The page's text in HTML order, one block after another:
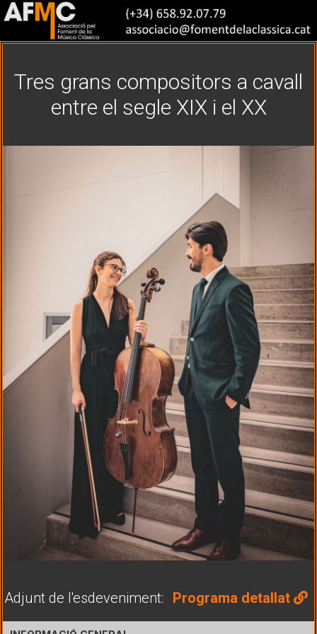
Tres grans compositors a cavall
entre el segle XIX i el XX
Adjunt de l'esdeveniment: Programa detallat